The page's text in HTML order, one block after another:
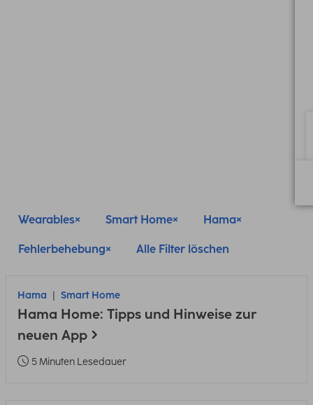
Wearables Smart Home Hama
Fehlerbehebung Alle Filter löschen
Hama Smart Home
Hama Home: Tipps und Hinweise zur
neuen App
5 Minuten Lesedauer